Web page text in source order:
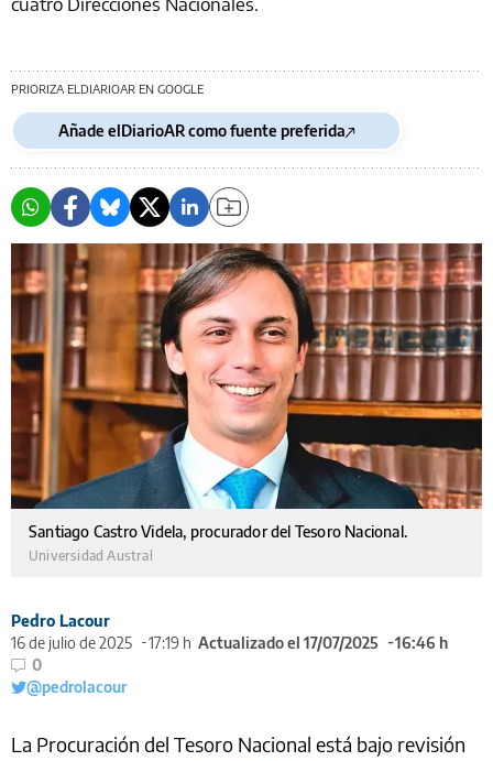
PRIORIZA ELDIARIOAR EN GOOGLE
Añade elDiarioAR como fuente preferida
Santiago Castro Videla, procurador del Tesoro Nacional.
Universidad Austral
Pedro Lacour
16 de julio de 2025
17:19 h Actualizado el 17/07/2025
16:46 h
0
@pedrolacour
La Procuración del Tesoro Nacional está bajo revisión